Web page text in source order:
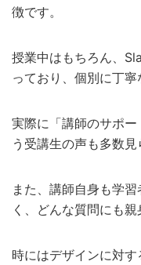
徴です。
授業中はもちろん、
っており、個別に丁寧
実際に「講師のサポ
う受講生の声も多数見
また、講師自身も学
く、どんな質問にも親
時にはデザインに対